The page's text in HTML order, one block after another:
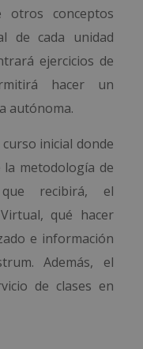
otros conceptos
de cada unidad
ejercicios de
hacer un
autónoma.
inicial donde
metodología de
recibirá, el
qué hacer
e información
Además, el
de clases en